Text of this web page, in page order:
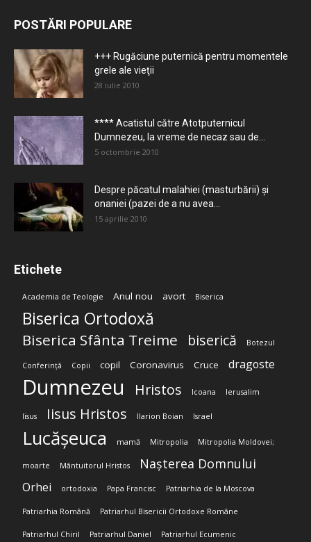
POSTĂRI POPULARE
+++ Rugăciune puternică pentru momentele
grele ale vieţii
28 iulie 2010
**** Acatistul către Atotputernicul
Dumnezeu, la vreme de necaz sau de...
5 octombrie 2010
Despre păcatul malahiei (masturbării) şi
onaniei (pazei de a nu avea...
15 aprilie 2010
Etichete
Academia de Teologie Anul nou avort Biserica
Biserica Ortodoxă
Biserica Sfânta Treime biserică Botezul
Conferință Copii copil Coronavirus Cruce dragoste
Dumnezeu Hristos Icoana Ierusalim
Iisus Iisus Hristos Ilarion Boian Israel
Lucășeuca mamă Mitropolia Mitropolia Moldovei;
moarte Mântuitorul Hristos Nașterea Domnului
Orhei ortodoxia Papa Francisc Patriarhia de la Moscova
Patriarhia Română Patriarhul Bisericii Ortodoxe Române
Patriarhul Chiril Patriarhul Daniel Patriarhul Ecumenic